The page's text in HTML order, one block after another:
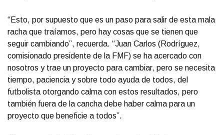
“Esto, por supuesto que es un paso para salir de esta mala
racha que traíamos, pero hay cosas que se tienen que
seguir cambiando”, recuerda. “Juan Carlos (Rodríguez,
comisionado presidente de la FMF) se ha acercado con
nosotros y trae un proyecto para cambiar, pero se necesita
tiempo, paciencia y sobre todo ayuda de todos, del
futbolista otorgando calma con estos resultados, pero
también fuera de la cancha debe haber calma para un
proyecto que beneficie a todos”.